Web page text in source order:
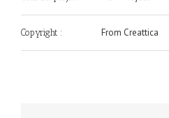
Copyright : From Creattica